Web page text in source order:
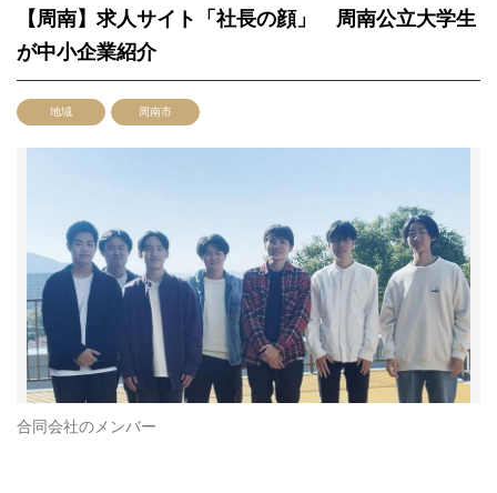
【周南】求人サイト「社長の顔」 周南公立大学生
が中小企業紹介
地域 周南市
合同会社のメンバー